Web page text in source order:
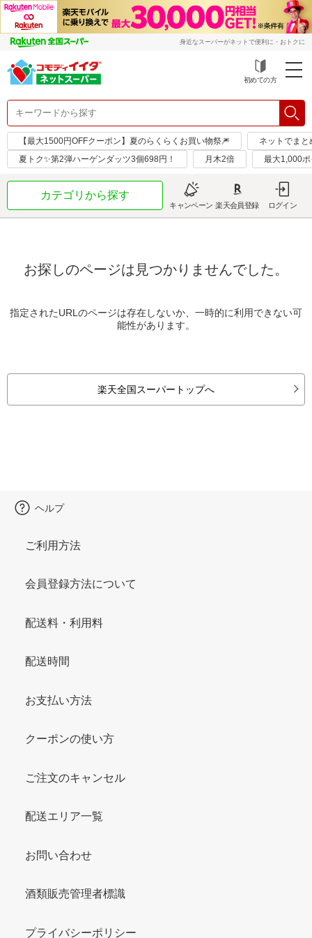
身近なスーパーがネットで便利に・おトクに
初めての方
【最大1500円OFFクーポン】夏のらくらくお買い物祭🎆
ネットでまと
夏トク✨第2弾ハーゲンダッツ3個698円！
月木2倍 最大1,000
カテゴリから探す
キャンペーン 楽天会員登録 ログイン
お探しのページは見つかりませんでした。
指定されたURLのページは存在しないか、一時的に利用できない可
能性があります。
楽天全国スーパートップへ
ヘルプ
ご利用方法
会員登録方法について
配送料・利用料
配送時間
お支払い方法
クーポンの使い方
ご注文のキャンセル
配送エリア一覧
お問い合わせ
酒類販売管理者標識
プライバシーポリシー